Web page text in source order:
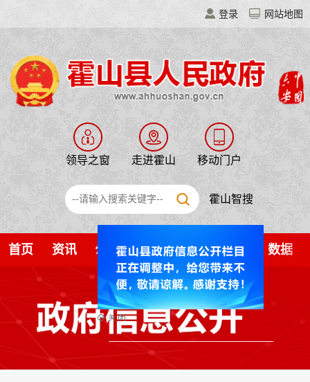
登录 网站地图
领导之窗 走进霍山 移动门户
霍山智搜
首页 资讯 公开 解读 服务 互动 数据